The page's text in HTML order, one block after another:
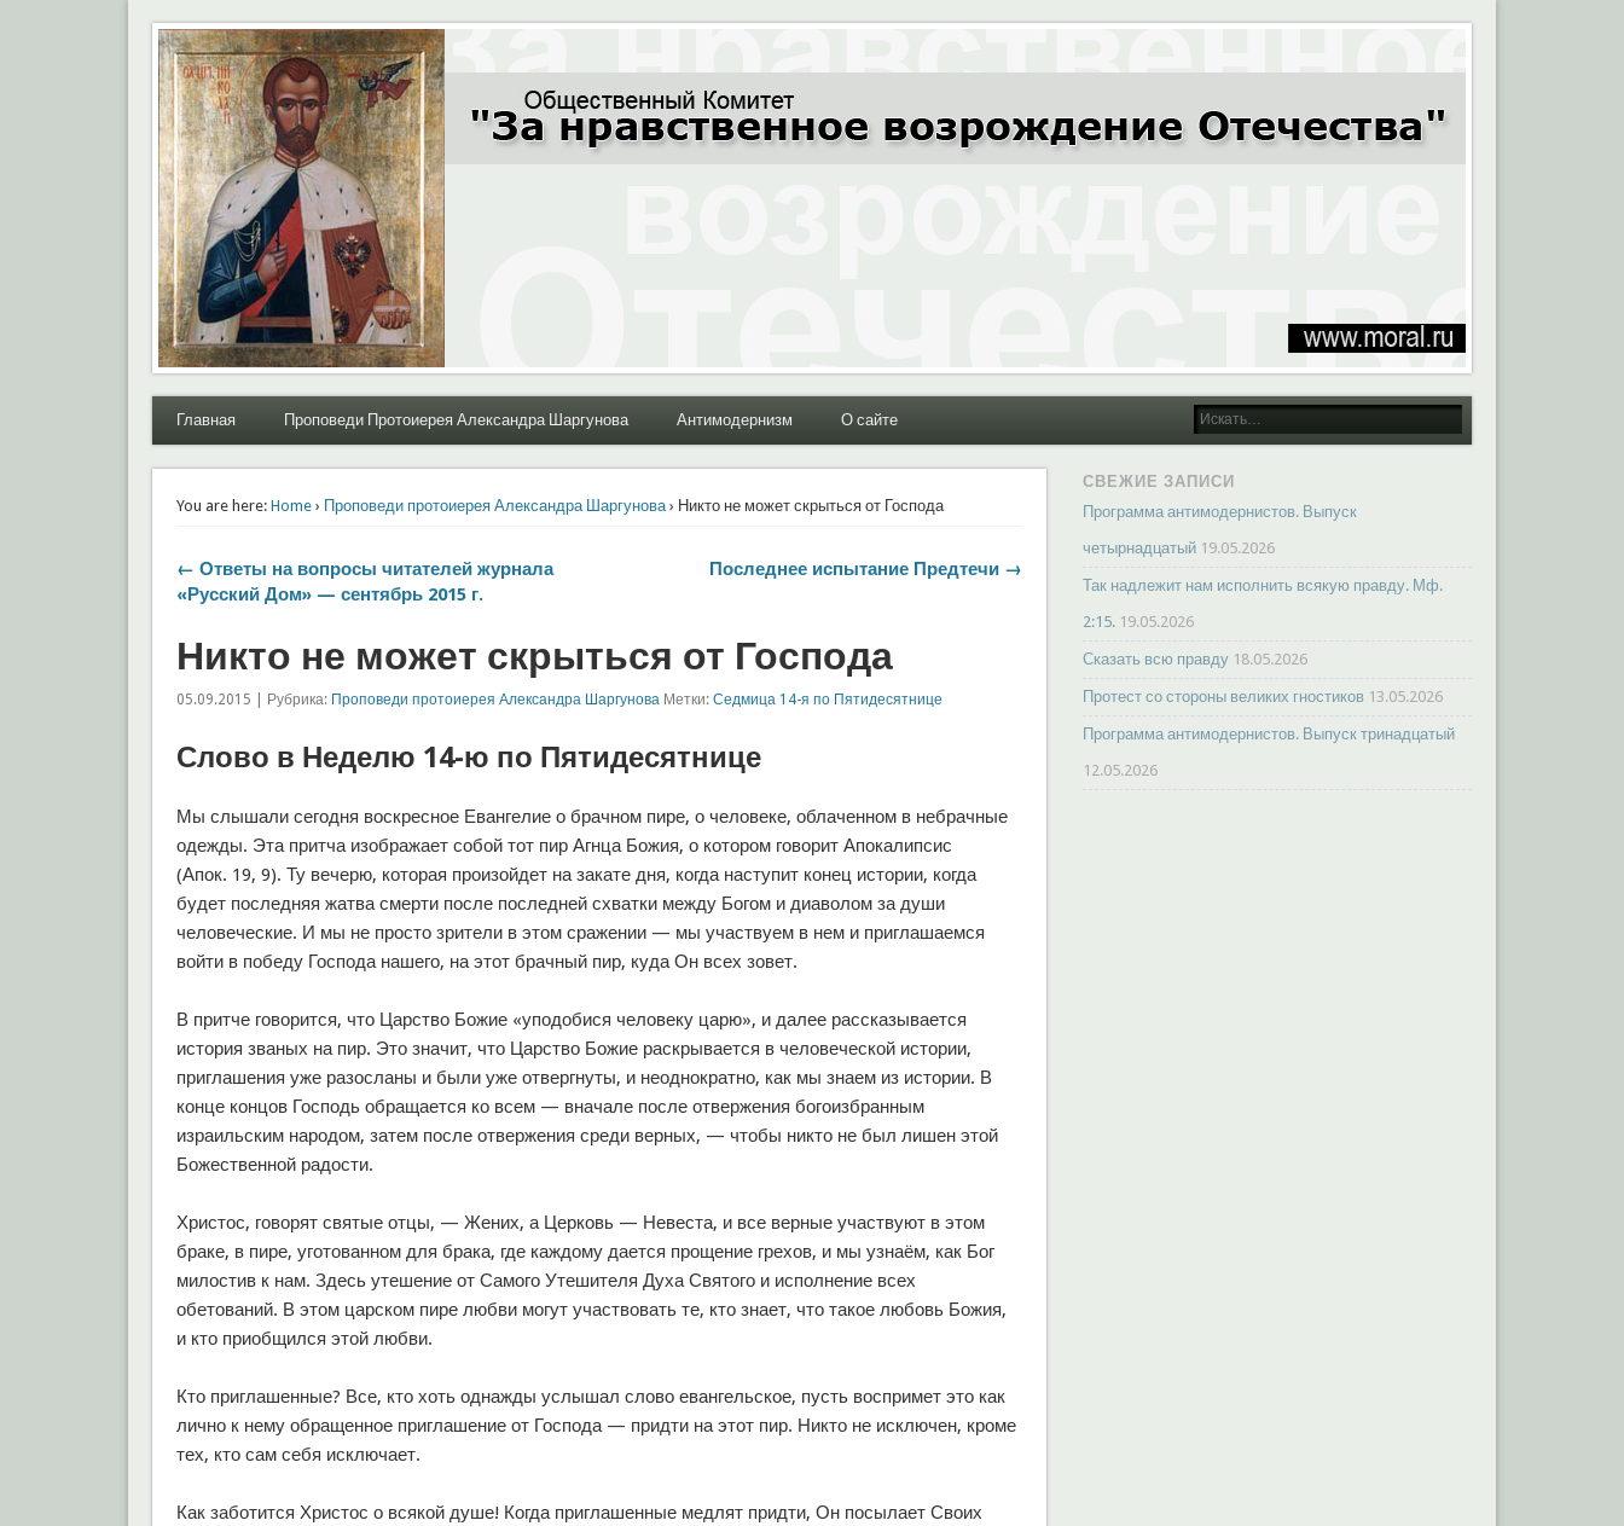
Moral.Ru
Общественный Комитет "За нравственное возрождение Отечества"
Главная Проповеди Протоиерея Александра Шаргунова Антимодернизм О сайте
You are here: Home› Проповеди протоиерея Александра Шаргунова› Никто не может скрыться от Господа
← Ответы на вопросы читателей журнала
«Русский Дом» — сентябрь 2015 г.
Последнее испытание Предтечи →
Никто не может скрыться от Господа
05.09.2015 | Рубрика: Проповеди протоиерея Александра ШаргуноваМетки: Седмица 14-я по Пятидесятнице
Слово в Неделю 14-ю по Пятидесятнице
Мы слышали сегодня воскресное Евангелие о брачном пире, о человеке, облаченном в небрачные
одежды. Эта притча изображает собой тот пир Агнца Божия, о котором говорит Апокалипсис
(Апок. 19, 9). Ту вечерю, которая произойдет на закате дня, когда наступит конец истории, когда
будет последняя жатва смерти после последней схватки между Богом и диаволом за души
человеческие. И мы не просто зрители в этом сражении — мы участвуем в нем и приглашаемся
войти в победу Господа нашего, на этот брачный пир, куда Он всех зовет.
В притче говорится, что Царство Божие «уподобися человеку царю», и далее рассказывается
история званых на пир. Это значит, что Царство Божие раскрывается в человеческой истории,
приглашения уже разосланы и были уже отвергнуты, и неоднократно, как мы знаем из истории. В
конце концов Господь обращается ко всем — вначале после отвержения богоизбранным
израильским народом, затем после отвержения среди верных, — чтобы никто не был лишен этой
Божественной радости.
Христос, говорят святые отцы, — Жених, а Церковь — Невеста, и все верные участвуют в этом
браке, в пире, уготованном для брака, где каждому дается прощение грехов, и мы узнаём, как Бог
милостив к нам. Здесь утешение от Самого Утешителя Духа Святого и исполнение всех
обетований. В этом царском пире любви могут участвовать те, кто знает, что такое любовь Божия,
и кто приобщился этой любви.
Кто приглашенные? Все, кто хоть однажды услышал слово евангельское, пусть воспримет это как
лично к нему обращенное приглашение от Господа — придти на этот пир. Никто не исключен, кроме
тех, кто сам себя исключает.
Как заботится Христос о всякой душе! Когда приглашенные медлят придти, Он посылает Своих
СВЕЖИЕ ЗАПИСИ
Программа антимодернистов. Выпуск
четырнадцатый 19.05.2026
Так надлежит нам исполнить всякую правду. Мф.
2:15. 19.05.2026
Сказать всю правду 18.05.2026
Протест со стороны великих гностиков 13.05.2026
Программа антимодернистов. Выпуск тринадцатый
12.05.2026